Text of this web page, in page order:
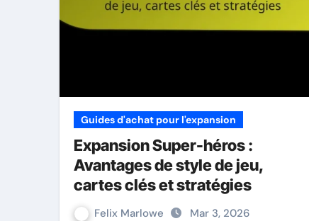
Guides d'achat pour l'expansion
Expansion Super-héros :
Avantages de style de jeu,
cartes clés et stratégies
Felix Marlowe Mar 3, 2026